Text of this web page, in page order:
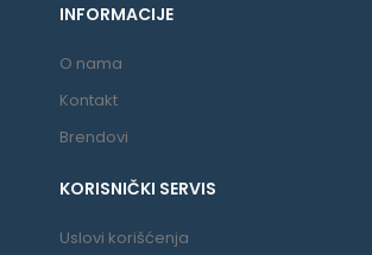
INFORMACIJE
O nama
Kontakt
Brendovi
KORISNIČKI SERVIS
Uslovi korišćenja